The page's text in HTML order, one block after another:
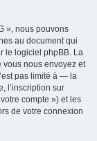
», nous pouvons
au document qui
le logiciel phpBB. La
nous envoyez et
pas limité à — la
l’inscription sur
compte ») et les
de votre connexion